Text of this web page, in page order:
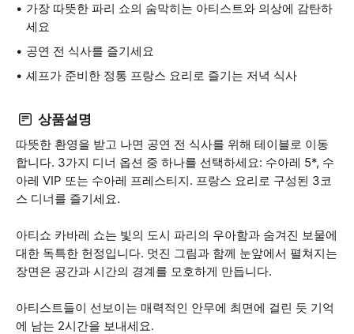
가장 따뜻한 파리 쇼의 숨막히는 아티스트와 의상에 감탄하
세요
공연 전 식사를 즐기세요
셰프가 준비한 정통 프랑스 요리로 즐기는 저녁 식사
상품설명
따뜻한 환영을 받고 나면 공연 전 식사를 위해 테이블로 이동
합니다. 3가지 디너 옵션 중 하나를 선택하세요: 수아레 5*, 수
아레 VIP 또는 수아레 프레스티지. 프랑스 요리로 구성된 3코
스 디너를 즐기세요.
아티쇼 카바레 쇼는 빛의 도시 파리의 우아함과 숨겨진 보물에
대한 독특한 헌정입니다. 멋진 그림과 함께 눈앞에서 펼쳐지는
장면은 공간과 시간의 경계를 모호하게 만듭니다.
아티스트들이 선보이는 매력적인 안무에 최면에 걸린 듯 기억
에 남는 2시간을 보내세요.